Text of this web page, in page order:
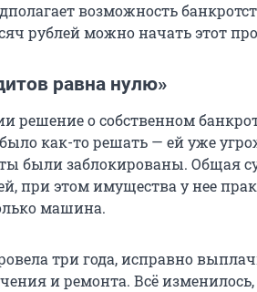
возможность
рублей можно начать этот
равна нулю»
решение о собственном
как-то решать — ей уже
были заблокированы. Общая
при этом имущества у нее
машина.
три года, исправно
и ремонта. Всё изменилось,